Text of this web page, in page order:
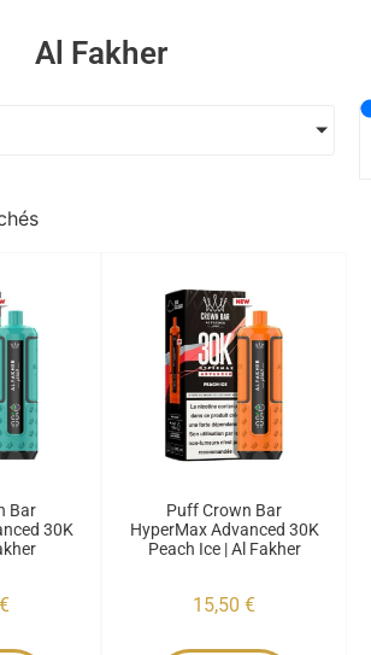
Al Fakher
Bar
30K
€
Puff Crown Bar
HyperMax Advanced 30K
Peach Ice | Al Fakher
15,50 €